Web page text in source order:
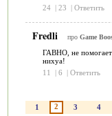
24 | 23 | Ответить
Fredli про Game
ГАВНО, не помогает
нихуа!
11
| 6 | Ответить
1 2 3 4